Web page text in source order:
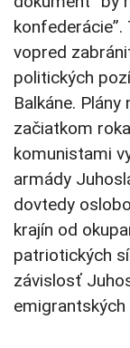
vopred
politických
Balkáne. Plány
začiatkom
komunistami
armády
dovtedy
krajín od
patriotických
závislosť
emigrantských